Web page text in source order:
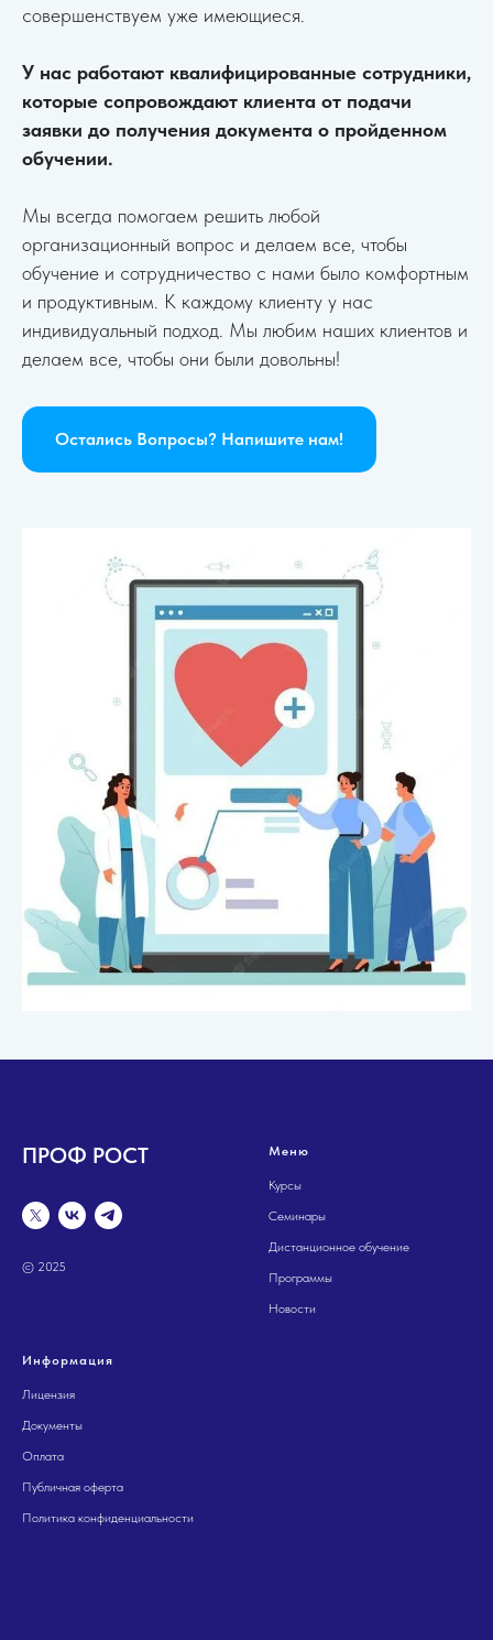
совершенствуем уже имеющиеся.
У нас работают квалифицированные сотрудники,
которые сопровождают клиента от подачи
заявки до получения документа о пройденном
обучении.
Мы всегда помогаем решить любой
организационный вопрос и делаем все, чтобы
обучение и сотрудничество с нами было комфортным
и продуктивным. К каждому клиенту у нас
индивидуальный подход. Мы любим наших клиентов и
делаем все, чтобы они были довольны!
Остались Вопросы? Напишите нам!
ПРОФ РОСТ
© 2025
Меню
Курсы
Семинары
Дистанционное обучение
Программы
Новости
Информация
Лицензия
Документы
Оплата
Публичная оферта
Политика конфиденциальности
Tilda